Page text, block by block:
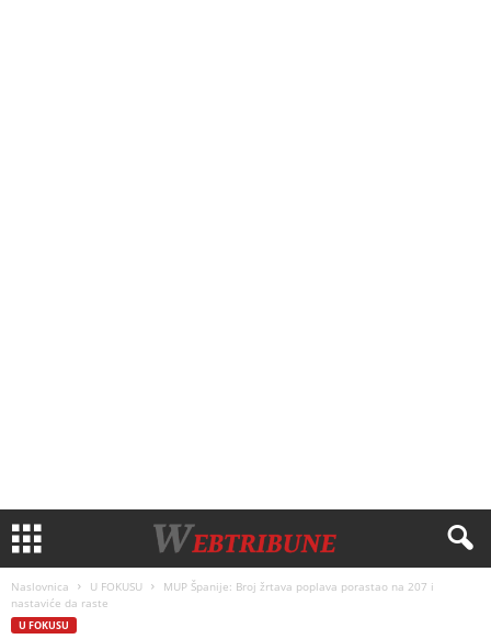
Naslovnica U FOKUSU
MUP Španije: Broj žrtava poplava porastao na 207 i
nastaviće da raste
U FOKUSU